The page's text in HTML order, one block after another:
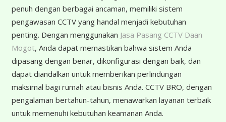
penuh dengan berbagai ancaman, memiliki sistem
pengawasan CCTV yang handal menjadi kebutuhan
penting. Dengan menggunakan Jasa Pasang CCTV Daan
Mogot, Anda dapat memastikan bahwa sistem Anda
dipasang dengan benar, dikonfigurasi dengan baik, dan
dapat diandalkan untuk memberikan perlindungan
maksimal bagi rumah atau bisnis Anda. CCTV BRO, dengan
pengalaman bertahun-tahun, menawarkan layanan terbaik
untuk memenuhi kebutuhan keamanan Anda.